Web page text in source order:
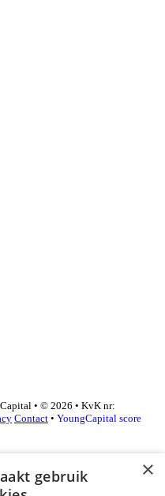
• © 2026 • KvK nr:
Contact • YoungCapital score
×
gebruik